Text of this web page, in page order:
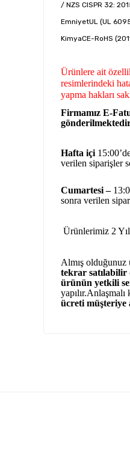
/ NZS CISPR 32:
EmniyetUL (UL
KimyaCE-RoHS
Ürünlere ait
resimlerindeki
yapma hakları
Firmamız E-
Hafta içi
verilen siparişler
Cumartesi –
sonra verilen
Ürünlerimiz 2
Almış olduğunuz
tekrar satılabilir
ürünün yetkili
yapılır.Anlaşmalı
ücreti müşteriye
Seyrek de olsa